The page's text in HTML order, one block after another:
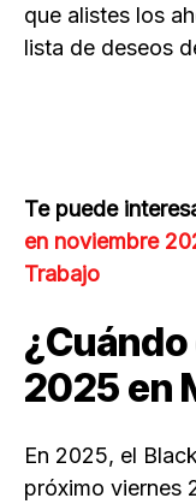
que alistes los
lista de deseos
Te puede
en noviembre
Trabajo
2025 en
En 2025, el
próximo viernes